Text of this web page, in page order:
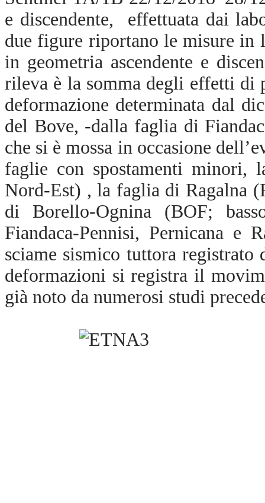
e discendente, effettuata dai
due figure riportano le misure in
in geometria ascendente e
rileva è la somma degli effetti di
deformazione determinata dal
del Bove, -dalla faglia di
che si è mossa in occasione
faglie con spostamenti minori,
Nord-Est) , la faglia di Ragalna
di Borello-Ognina (BOF;
Fiandaca-Pennisi, Pernicana e
sciame sismico tuttora
deformazioni si registra il
già noto da numerosi studi